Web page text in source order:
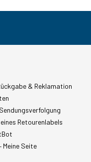
& Reklamation
Retourenlabels
Meine Seite